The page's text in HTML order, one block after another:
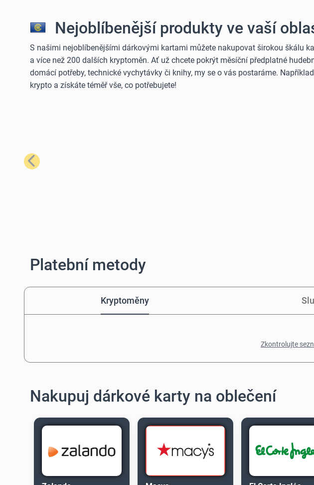
Nejoblíbenější produkty ve vaší
S našimi nejoblíbenějšími dárkovými kartami můžete nakupovat širokou škálu
a více než 200 dalších kryptoměn. Ať už chcete pokrýt měsíční předplatné
domácí potřeby, technické vychytávky či knihy, my se o vás postaráme.
krypto a získáte téměř vše, co potřebujete!
Předchozí
Platební metody
Kryptoměny
Zkontrolujte
Nakupuj dárkové karty na oblečení